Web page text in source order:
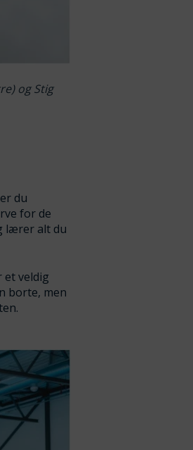
og Stig
du
for de
lærer alt du
et veldig
borte, men